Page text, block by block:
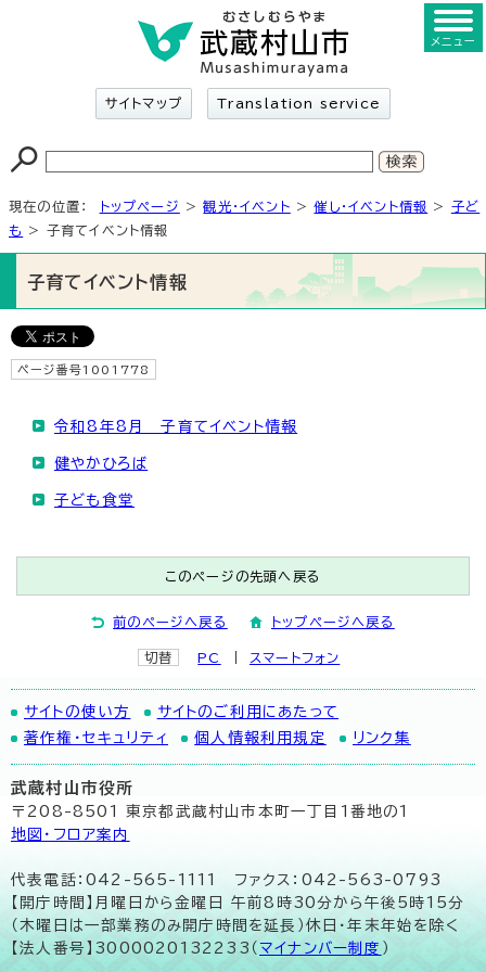
サイトマップ Translation service
メニュー
現在の位置： トップページ >観光・イベント >催し・イベント情報 > 子ど
も
> 子育てイベント情報
子育てイベント情報
ページ番号1001778
令和8年8月 子育てイベント情報
健やかひろば
子ども食堂
このページの先頭へ戻る
前のページへ戻る トップページへ戻る
切替 PC スマートフォン
サイトの使い方
サイトのご利用にあたって
著作権・セキュリティ
個人情報利用規定 リンク集
武蔵村山市役所
〒208-8501 東京都武蔵村山市本町一丁目1番地の1
地図･フロア案内
代表電話：042-565-1111 ファクス：042-563-0793
【開庁時間】月曜日から金曜日 午前8時30分から午後5時15分
（木曜日は一部業務のみ開庁時間を延長）休日・年末年始を除く
【法人番号】3000020132233（ マイナンバー制度 ）